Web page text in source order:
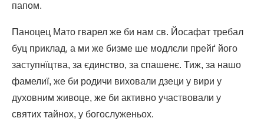
папом.
Паноцец Мато гварел же би нам св. Йосафат требал
буц приклад, а ми же бизме ше модлєли прейґ його
заступнїцтва, за єдинство, за спашенє. Тиж, за нашо
фамелиї, же би родичи виховали дзеци у вири у
духовним живоце, же би активно участвовали у
святих тайнох, у богослуженьох.